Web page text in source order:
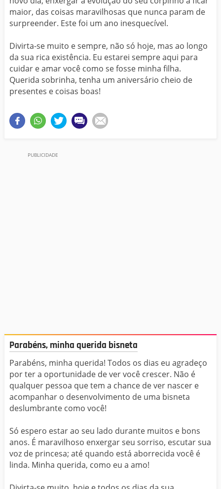
maior, das coisas maravilhosas que nunca param de
surpreender. Este foi um ano inesquecível.
Divirta-se muito e sempre, não só hoje, mas ao longo
da sua rica existência. Eu estarei sempre aqui para
cuidar e amar você como se fosse minha filha.
Querida sobrinha, tenha um aniversário cheio de
presentes e coisas boas!
Parabéns, minha querida bisneta
Parabéns, minha querida! Todos os dias eu agradeço
por ter a oportunidade de ver você crescer. Não é
qualquer pessoa que tem a chance de ver nascer e
acompanhar o desenvolvimento de uma bisneta
deslumbrante como você!
Só espero estar ao seu lado durante muitos e bons
anos. É maravilhoso enxergar seu sorriso, escutar sua
voz de princesa; até quando está aborrecida você é
linda. Minha querida, como eu a amo!